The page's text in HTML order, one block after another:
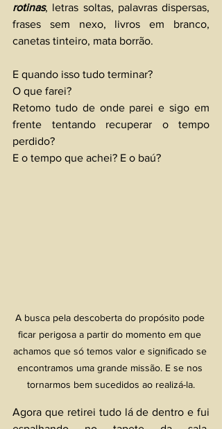
rotinas, letras soltas, palavras dispersas,
frases sem nexo, livros em branco,
canetas tinteiro, mata borrão.
E quando isso tudo terminar?
O que farei?
Retomo tudo de onde parei e sigo em
frente tentando recuperar o tempo
perdido?
E o tempo que achei? E o baú?
A busca pela descoberta do propósito pode
ficar perigosa a partir do momento em que
achamos que só temos valor e significado se
encontramos uma grande missão. E se nos
tornarmos bem sucedidos ao realizá-la.
Agora que retirei tudo lá de dentro e fui